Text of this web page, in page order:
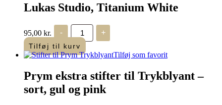
Lukas Studio, Titanium White
95,00 kr. -
Lukas
Studio,
Titanium
White
antal
+
Tilføj til kurv
Tilføj som favorit
Prym ekstra stifter til Trykblyant –
sort, gul og pink